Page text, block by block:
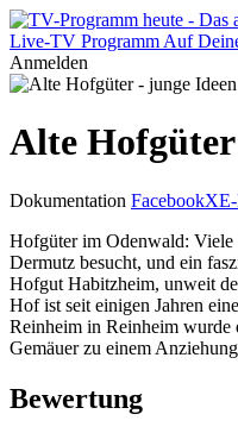
Live-TV Programm Auf
Anmelden
Alte
Dokumentation FacebookX
Hofgüter im Odenwald: Viele
Dermutz besucht, und ein
Hofgut Habitzheim, unweit
Hof ist seit einigen Jahren
Reinheim in Reinheim wurde
Gemäuer zu einem
Bewertung